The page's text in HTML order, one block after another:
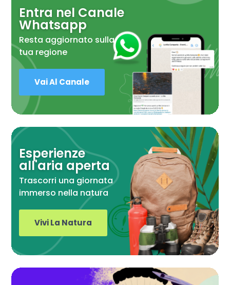
Entra nel Canale
Whatsapp
Resta aggiornato sulla
tua regione
Vai Al Canale
Esperienze
all'aria aperta
Trascorri una giornata
immerso nella natura
Vivi La Natura